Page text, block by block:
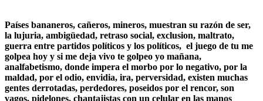
Países bananeros, cañeros, mineros, muestran su razón de ser,
la lujuria, ambigüedad, retraso social, exclusion, maltrato,
guerra entre partidos políticos y los políticos, el juego de tu me
golpea hoy y si me deja vivo te golpeo yo mañana,
analfabetismo, donde impera el morbo por lo negativo, por la
maldad, por el odio, envidia, ira, perversidad, existen muchas
gentes derrotadas, perdedores, poseidos por el rencor, son
vagos, pidelones, chantajistas con un celular en las manos